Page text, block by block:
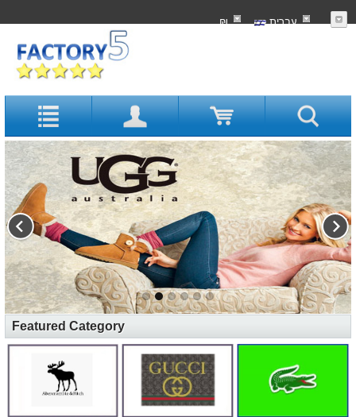
עִברִית ₪
Featured Category